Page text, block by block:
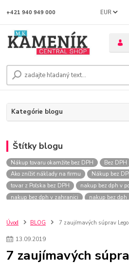
EUR
+421 940 949 000
Kategórie blogu
Štítky blogu
Nákup tovaru okamžite bez DPH Bez DPH
Ako znížiť náklady na firmu
Nákup bez
tovar z Poľska bez DPH
nakup bez dph v
nakup bez dph v zahranici
nakup bez dph
szco nakup bez dph
Smart hodinky pre deti
Plyšový macovia
Lego Star Wars
Darčeky na Vianoce 2019
Úvod BLOG 7 zaujímavých súprav
13.09.2019
7 zaujímavých